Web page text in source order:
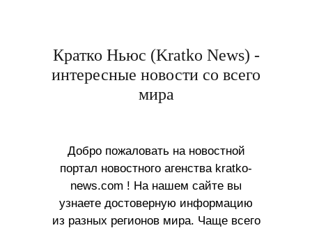
Кратко Ньюс (Kratko News) -
интересные новости со всего
мира
Добро пожаловать на новостной
портал новостного агенства kratko-
news.com ! На нашем сайте вы
узнаете достоверную информацию
из разных регионов мира. Чаще всего